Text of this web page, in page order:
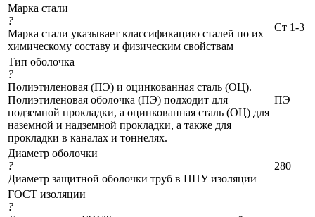
Марка стали
?
Марка стали указывает классификацию сталей по их
химическому составу и физическим свойствам
Ст 1-3
Тип оболочка
?
Полиэтиленовая (ПЭ) и оцинкованная сталь (ОЦ).
Полиэтиленовая оболочка (ПЭ) подходит для
подземной прокладки, а оцинкованная сталь (ОЦ) для
наземной и надземной прокладки, а также для
прокладки в каналах и тоннелях.
ПЭ
Диаметр оболочки
?
Диаметр защитной оболочки труб в ППУ изоляции
280
ГОСТ изоляции
?